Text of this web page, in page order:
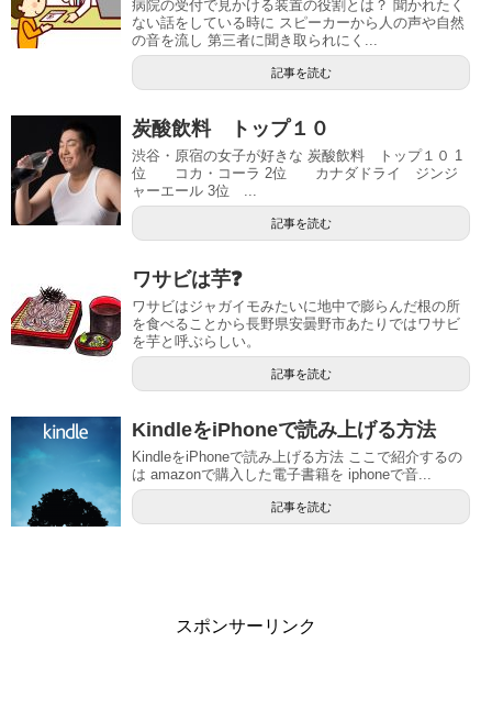
病院の受付で見かける装置の役割とは？ 聞かれたく
ない話をしている時に スピーカーから人の声や自然
の音を流し 第三者に聞き取られにく...
記事を読む
炭酸飲料 トップ１０
渋谷・原宿の女子が好きな 炭酸飲料 トップ１０ 1
位 コカ・コーラ 2位 カナダドライ ジンジ
ャーエール 3位 ...
記事を読む
ワサビは芋❓
ワサビはジャガイモみたいに地中で膨らんだ根の所
を食べることから長野県安曇野市あたりではワサビ
を芋と呼ぶらしい。
記事を読む
KindleをiPhoneで読み上げる方法
KindleをiPhoneで読み上げる方法 ここで紹介するの
は amazonで購入した電子書籍を iphoneで音...
記事を読む
スポンサーリンク